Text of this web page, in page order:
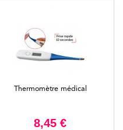
Thermomètre médical
8,45 €